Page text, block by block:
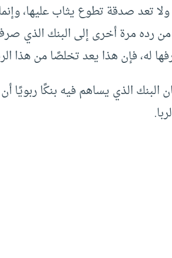
ولا تعد صدقة تطوع يثاب عليها،
رده مرة أخرى إلى البنك الذي
له، فإن هذا يعد تخلصًا من هذا
الذي يساهم فيه بنكًا ربويًا